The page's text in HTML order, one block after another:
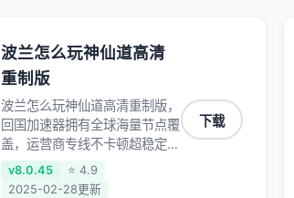
波兰怎么玩神仙道高清
重制版
波兰怎么玩神仙道高清重制版，
回国加速器拥有全球海量节点覆
盖，运营商专线不卡顿超稳定，
专为海外华人和留学生打造，帮
助海外华人免除地域限制，随时
v8.0.45
⭐ 4.9
2025-02-28更新
下载